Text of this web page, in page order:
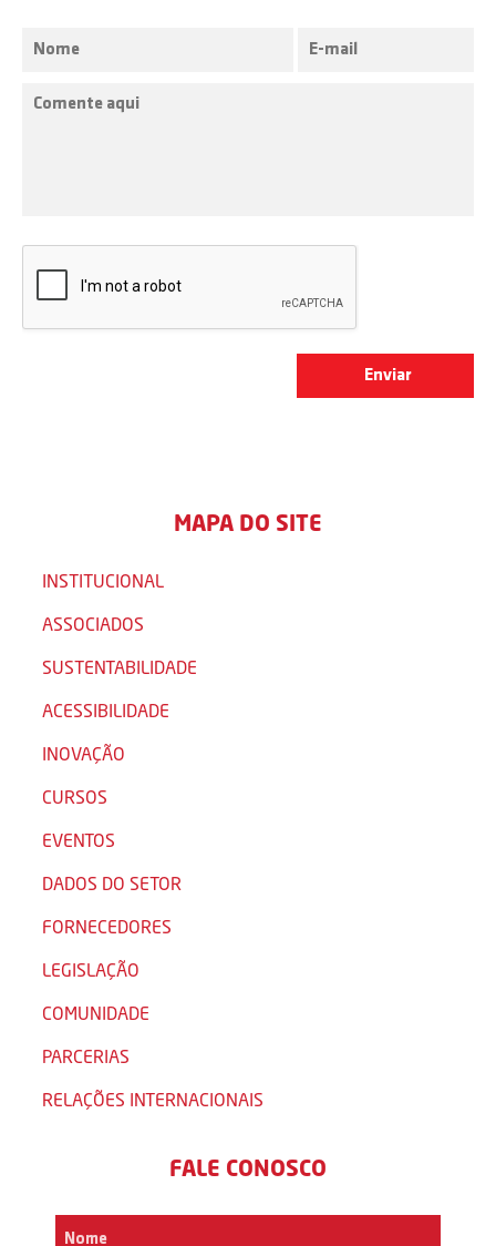
MAPA DO SITE
INSTITUCIONAL
ASSOCIADOS
SUSTENTABILIDADE
ACESSIBILIDADE
INOVAÇÃO
CURSOS
EVENTOS
DADOS DO SETOR
FORNECEDORES
LEGISLAÇÃO
COMUNIDADE
PARCERIAS
RELAÇÕES INTERNACIONAIS
FALE CONOSCO